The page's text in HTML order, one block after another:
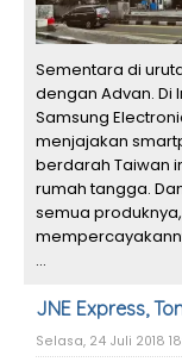
Sementara di
dengan Advan. Di
Samsung
menjajakan
berdarah Taiwan
rumah tangga.
semua
...
JNE Express,
Selasa, 24 Juli 2018